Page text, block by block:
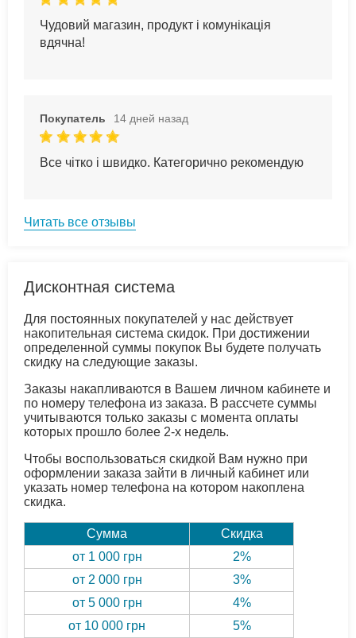
Чудовий магазин, продукт і комунікація
вдячна!
Покупатель 14 дней назад
Все чітко і швидко. Категорично рекомендую
Читать все отзывы
Дисконтная система
Для постоянных покупателей у нас действует
накопительная система скидок. При достижении
определенной суммы покупок Вы будете получать
скидку на следующие заказы.
Заказы накапливаются в Вашем личном кабинете и
по номеру телефона из заказа. В рассчете суммы
учитываются только заказы с момента оплаты
которых прошло более 2-х недель.
Чтобы воспользоваться скидкой Вам нужно при
оформлении заказа зайти в личный кабинет или
указать номер телефона на котором накоплена
скидка.
Сумма
Скидка
от 1 000 грн
2%
от 2 000 грн
3%
от 5 000 грн
4%
от 10 000 грн
5%